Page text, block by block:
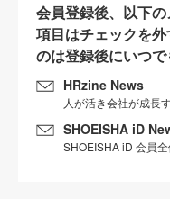
会員登録後、以下
項目はチェックを
のは登録後にいつで
HRzine News
人が活き会社が成長
SHOEISHA iD
SHOEISHA iD 会員